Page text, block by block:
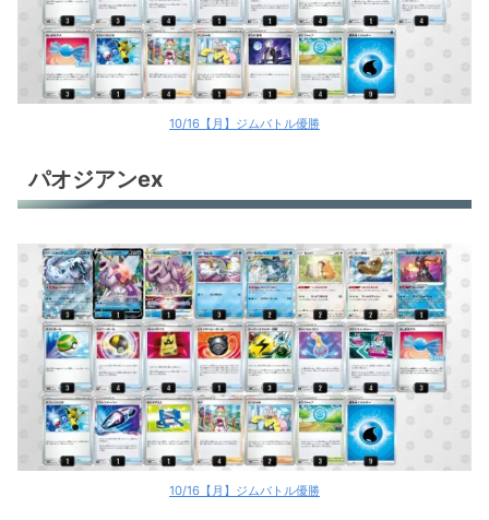
10/16【月】ジムバトル優勝
パオジアンex
10/16【月】ジムバトル優勝